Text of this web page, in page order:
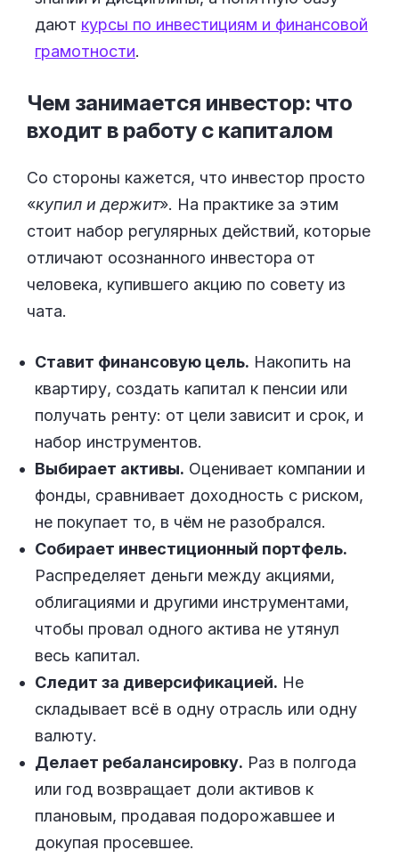
дают курсы по инвестициям и финансовой
грамотности.
Чем занимается инвестор: что
входит в работу с капиталом
Со стороны кажется, что инвестор просто
«купил и держит». На практике за этим
стоит набор регулярных действий, которые
отличают осознанного инвестора от
человека, купившего акцию по совету из
чата.
Ставит финансовую цель. Накопить на
квартиру, создать капитал к пенсии или
получать ренту: от цели зависит и срок, и
набор инструментов.
Выбирает активы. Оценивает компании и
фонды, сравнивает доходность с риском,
не покупает то, в чём не разобрался.
Собирает инвестиционный портфель.
Распределяет деньги между акциями,
облигациями и другими инструментами,
чтобы провал одного актива не утянул
весь капитал.
Следит за диверсификацией. Не
складывает всё в одну отрасль или одну
валюту.
Делает ребалансировку. Раз в полгода
или год возвращает доли активов к
плановым, продавая подорожавшее и
докупая просевшее.